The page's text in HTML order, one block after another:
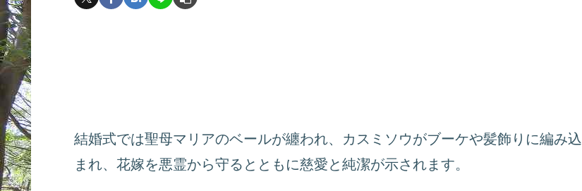
結婚式では聖母マリアのベールが纏われ、カスミソウがブーケや髪飾りに編み込
まれ、花嫁を悪霊から守るとともに慈愛と純潔が示されます。